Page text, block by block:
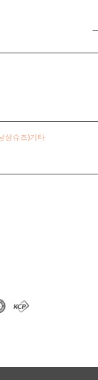
성슈즈)기타